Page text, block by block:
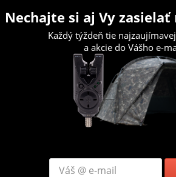
Nechajte si aj Vy zasielať
Každý týždeň tie
a akcie do Vášho e-